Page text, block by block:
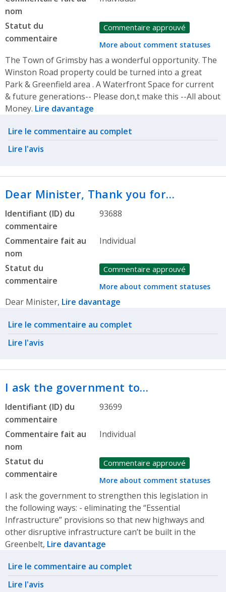
nom
Statut du
commentaire
Commentaire approuvé
More about comment statuses
The Town of Grimsby has a wonderful opportunity. The
Winston Road property could be turned into a great
Park & Greenfield area . A Waterfront Space for current
& future generations-- Please don,t make this --All about
Money. Lire davantage
Related actions
Lire le commentaire au complet
Lire l'avis
Dear Minister, Thank you for…
Identifiant (ID) du
commentaire
93688
Commentaire fait au
nom
Individual
Statut du
commentaire
Commentaire approuvé
More about comment statuses
Dear Minister, Lire davantage
Related actions
Lire le commentaire au complet
Lire l'avis
I ask the government to…
Identifiant (ID) du
commentaire
93699
Commentaire fait au
nom
Individual
Statut du
commentaire
Commentaire approuvé
More about comment statuses
I ask the government to strengthen this legislation in
the following ways: - eliminating the “Essential
Infrastructure” provisions so that new highways and
other disruptive infrastructure can’t be built in the
Greenbelt, Lire davantage
Related actions
Lire le commentaire au complet
Lire l'avis